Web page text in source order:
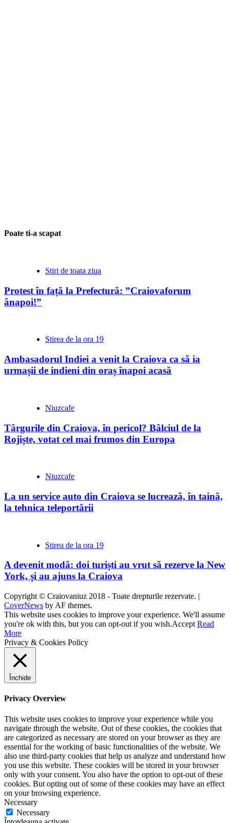
Poate ti-a scapat
Stiri de toata ziua
Protest în față la Prefectură: ”Craiovaforum
ânapoi!”
Stirea de la ora 19
Ambasadorul Indiei a venit la Craiova ca să ia
urmașii de indieni din oraș înapoi acasă
Niuzcafe
Târgurile din Craiova, în pericol? Bâlciul de la
Rojiște, votat cel mai frumos din Europa
Niuzcafe
La un service auto din Craiova se lucrează, în taină,
la tehnica teleportării
Stirea de la ora 19
A devenit modă: doi turiști au vrut să rezerve la New
York, și au ajuns la Craiova
Copyright © Craiovaniuz 2018 - Toate drepturile rezervate. |
CoverNews by AF themes.
This website uses cookies to improve your experience. We'll assume
you're ok with this, but you can opt-out if you wish.Accept Read
More
Privacy & Cookies Policy
Închide
Privacy Overview
This website uses cookies to improve your experience while you
navigate through the website. Out of these cookies, the cookies that
are categorized as necessary are stored on your browser as they are
essential for the working of basic functionalities of the website. We
also use third-party cookies that help us analyze and understand how
you use this website. These cookies will be stored in your browser
only with your consent. You also have the option to opt-out of these
cookies. But opting out of some of these cookies may have an effect
on your browsing experience.
Necessary
Necessary